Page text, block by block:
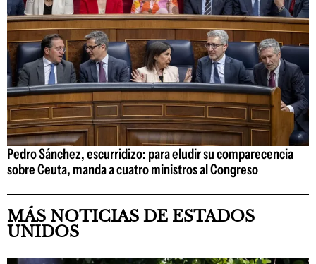
Pedro Sánchez, escurridizo: para eludir su comparecencia
sobre Ceuta, manda a cuatro ministros al Congreso
MÁS NOTICIAS DE ESTADOS
UNIDOS